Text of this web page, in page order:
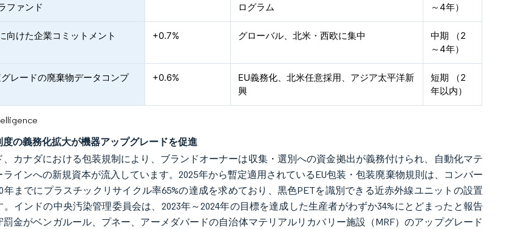
ファンド
ログラム
～4年）
向けた企業コミットメント +0.7% グローバル、北米・西欧に集中
中期 （2
～4年）
レードの廃棄物データコンプ
+0.6%
EU義務化、北米任意採用、アジア太平洋新
興
短期 （2
年以内）
の義務化拡大が機器アップグレードを促進
、カナダにおける包装規制により、ブランドオーナーは収集・選別への資金拠出が義務付けられ、自動化マテ
ラインへの新規資本が流入しています。2025年から暫定適用されているEU包装・包装廃棄物規則は、コンバー
年までにプラスチックリサイクル率65%の達成を求めており、黒色PETを識別できる近赤外線ユニットの設置
。インドの中央汚染管理委員会は、2023年～2024年の目標を達成した生産者がわずか34%にとどまったと報告
罰金がベンガルール、プネー、アーメダバードの自治体マテリアルリカバリー施設（MRF）のアップグレード